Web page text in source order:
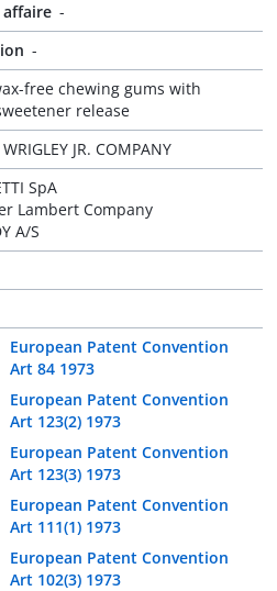
-
-
free chewing gums with
release
JR. COMPANY
SpA
Lambert Company
A/S
European Patent Convention
Art 84 1973
European Patent Convention
Art 123(2) 1973
European Patent Convention
Art 123(3) 1973
European Patent Convention
Art 111(1) 1973
European Patent Convention
Art 102(3) 1973